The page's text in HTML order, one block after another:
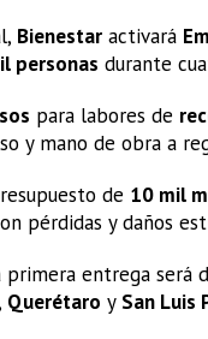
Bienestar activará
personas durante
para labores de
y mano de obra a
de 10 mil
pérdidas y daños
primera entrega será
Querétaro y San Luis